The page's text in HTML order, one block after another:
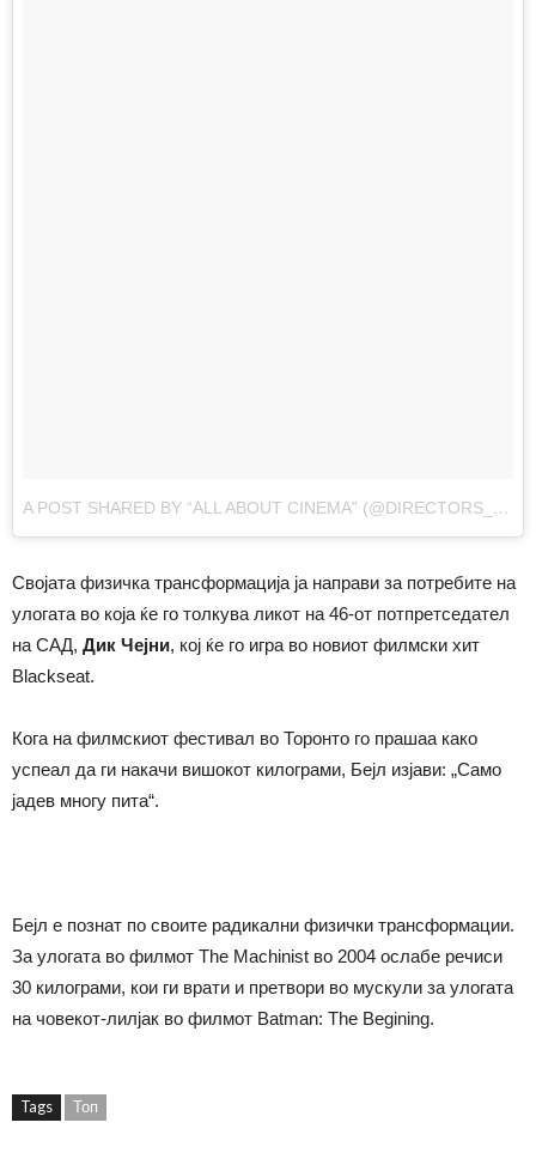
A POST SHARED BY “ALL ABOUT CINEMA” (@DIRECTORS_VISION)
Својата физичка трансформација ја направи за потребите на
улогата во која ќе го толкува ликот на 46-от потпретседател
на САД, Дик Чејни, кој ќе го игра во новиот филмски хит
Blackseat.
Кога на филмскиот фестивал во Торонто го прашаа како
успеал да ги накачи вишокот килограми, Бејл изјави: „Само
јадев многу пита“.
Бејл е познат по своите радикални физички трансформации.
За улогата во филмот The Machinist во 2004 ослабе речиси
30 килограми, кои ги врати и претвори во мускули за улогата
на човекот-лилјак во филмот Batman: The Bеgining.
Tags Топ